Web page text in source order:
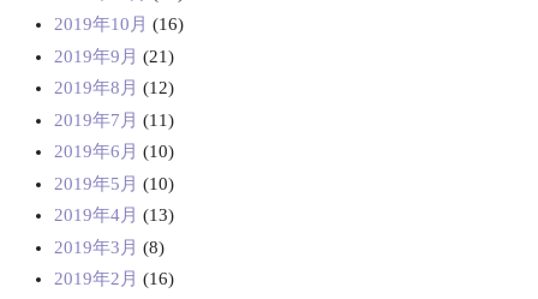
2019年10月 (16)
2019年9月 (21)
2019年8月 (12)
2019年7月 (11)
2019年6月 (10)
2019年5月 (10)
2019年4月 (13)
2019年3月 (8)
2019年2月 (16)